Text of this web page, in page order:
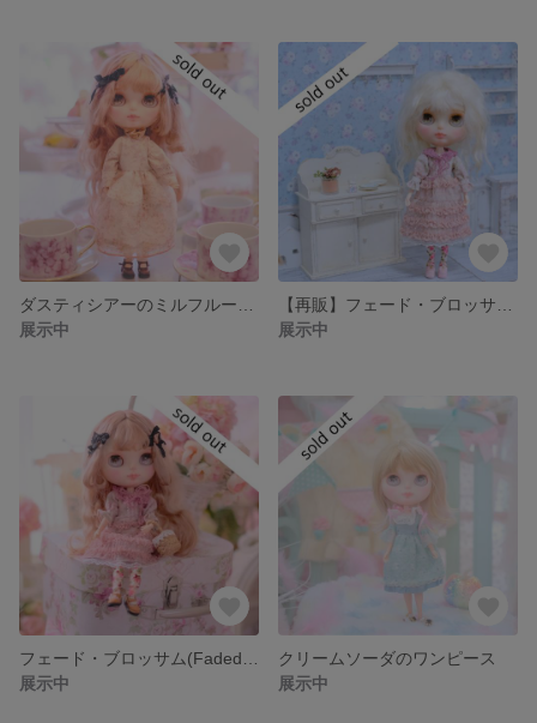
展示中
展示中
展示中
クリームソーダのワンピース
展示中